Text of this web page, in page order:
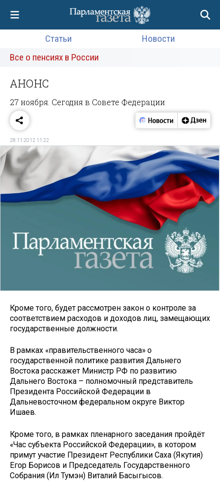
Статьи
Новости
Все о пенсиях в России
АНОНС
27 ноября. Сегодня в Совете Федерации
28.11.2012 11:22
Кроме того, будет рассмотрен закон о контроле за
соответствием расходов и доходов лиц, замещающих
государственные должности.
В рамках «правительственного часа» о
государственной политике развития Дальнего
Востока расскажет Министр РФ по развитию
Дальнего Востока – полномочный представитель
Президента Российской Федерации в
Дальневосточном федеральном округе Виктор
Ишаев.
Кроме того, в рамках пленарного заседания пройдёт
«Час субъекта Российской Федерации», в котором
примут участие Президент Республики Саха (Якутия)
Егор Борисов и Председатель Государственного
Собрания (Ил Тумэн) Виталий Басыгысов.